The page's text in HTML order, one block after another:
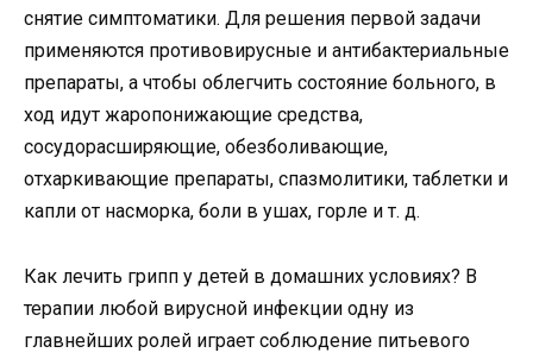
снятие симптоматики. Для решения первой задачи
применяются противовирусные и антибактериальные
препараты, а чтобы облегчить состояние больного, в
ход идут жаропонижающие средства,
сосудорасширяющие, обезболивающие,
отхаркивающие препараты, спазмолитики, таблетки и
капли от насморка, боли в ушах, горле и т. д.
Как лечить грипп у детей в домашних условиях? В
терапии любой вирусной инфекции одну из
главнейших ролей играет соблюдение питьевого